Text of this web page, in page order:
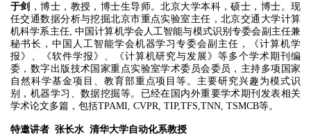
于剑 ，博士，教授，博士生导师。北京大学本科，硕士，博士。现
任交通数据分析与挖掘北京市重点实验室主任，北京交通大学计算
机科学系主任, 中国计算机学会人工智能与模式识别专委会副主任兼
秘书长，中国人工智能学会机器学习专委会副主任，《计算机学
报》、《软件学报》、《计算机研究与发展》等多个学术期刊编
委，数字出版技术国家重点实验室学术委员会委员，主持多项国家
自然科学基金项目、教育部重点项目等。主要研究兴趣为模式识
别，机器学习、数据挖掘等。已经在国内外重要学术期刊发表相关
学术论文多篇，包括TPAMI, CVPR, TIP,TFS,TNN, TSMCB等。
特邀讲者 张长水 清华大学自动化系教授